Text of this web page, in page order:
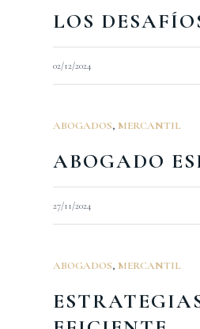
LOS
02/12/2024
ABOGADOS, MERCANTIL
ABOGADO
27/11/2024
ABOGADOS, MERCANTIL